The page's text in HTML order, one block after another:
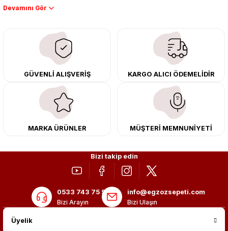
Performans artışı isteyen sürücüler için özel performans egzozları ve
çıkma orijinal ürünler ile yenileyebilir, body kit uygulamalarıyla aracınızın
tasarımını ve aerodinamisini üst seviyeye taşıyabilirsiniz.
Tüm ürünlerimiz orijinal, dayanıklı ve uzun ömürlüdür. İstanbul’daki montaj
merkezimizde profesyonel montaj yapıyor, Türkiye’nin her yerine güvenli
kargo ile teslimat gerçekleştiriyoruz. Aracınıza değer katmak için doğru
adres: Egzoz Sepeti.
GÜVENLİ ALIŞVERİŞ KARGO ALICI ÖDEMELİDİR
MARKA ÜRÜNLER MÜŞTERİ MEMNUNİYETİ
Bizi takip edin
0533 743 75 56
Bizi Arayın
info@egzozsepeti.com
Bizi Ulaşın
Üyelik